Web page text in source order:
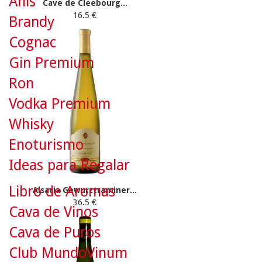
Cave de Cleebourg...
16.5 €
Alsacia Gewurztraminer...
36.5 €
Brandy
Cognac
Gin Premium
Ron
Vodka Premium
Whisky
Enoturismo
Ideas para Regalar
Libro de Aromas
Cava de Vinos
Cava de Puros
Club MundoVinum